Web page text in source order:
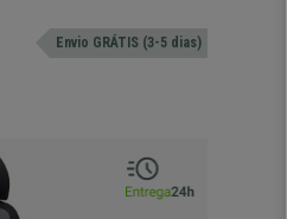
Envio GRÁTIS (3-5 dias)